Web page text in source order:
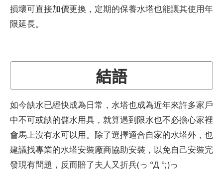
損壞可直接加價更換，定期的保養水塔也能讓其使用年
限延長。
結語
如今缺水已經快成為日常，水塔也成為近年來許多家戶
中不可或缺的儲水用具，就算遇到限水也不必擔心家裡
會馬上沒有水可以用。除了選擇適合自家的水塔外，也
建議找專業的水塔安裝廠商協助安裝，以免自己安裝完
發現有問題，反而賠了夫人又折兵(っ °Д °;)っ